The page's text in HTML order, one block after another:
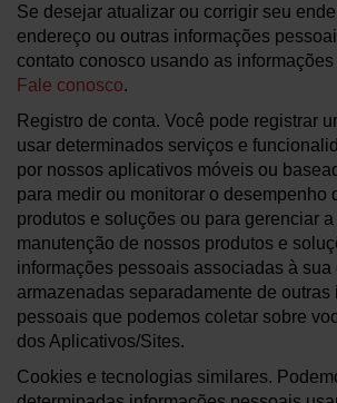
Se desejar atualizar ou corrigir seu
endereço ou outras informações
contato conosco usando as
Fale conosco.
Registro de conta. Você pode registrar
usar determinados serviços e
por nossos aplicativos móveis ou
para medir ou monitorar o desempenho
produtos e soluções ou para gerenciar
manutenção de nossos produtos e
informações pessoais associadas à sua
armazenadas separadamente de outras
pessoais que podemos coletar sobre
dos Aplicativos/Sites.
Cookies e tecnologias similares.